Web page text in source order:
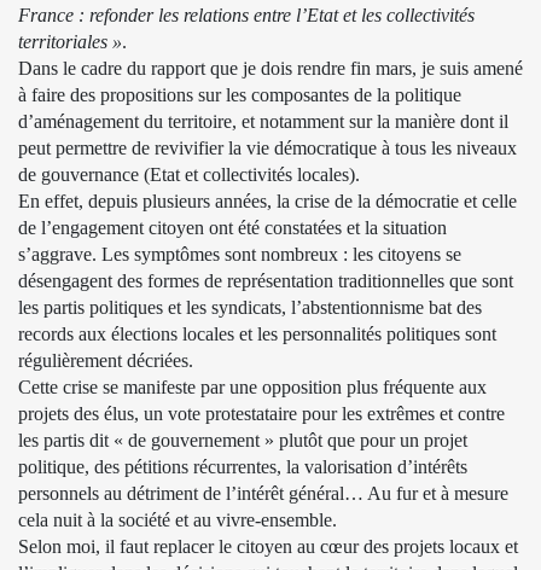
France : refonder les relations entre l’Etat et les collectivités
territoriales ».
Dans le cadre du rapport que je dois rendre fin mars, je suis amené
à faire des propositions sur les composantes de la politique
d’aménagement du territoire, et notamment sur la manière dont il
peut permettre de revivifier la vie démocratique à tous les niveaux
de gouvernance (Etat et collectivités locales).
En effet, depuis plusieurs années, la crise de la démocratie et celle
de l’engagement citoyen ont été constatées et la situation
s’aggrave. Les symptômes sont nombreux : les citoyens se
désengagent des formes de représentation traditionnelles que sont
les partis politiques et les syndicats, l’abstentionnisme bat des
records aux élections locales et les personnalités politiques sont
régulièrement décriées.
Cette crise se manifeste par une opposition plus fréquente aux
projets des élus, un vote protestataire pour les extrêmes et contre
les partis dit « de gouvernement » plutôt que pour un projet
politique, des pétitions récurrentes, la valorisation d’intérêts
personnels au détriment de l’intérêt général… Au fur et à mesure
cela nuit à la société et au vivre-ensemble.
Selon moi, il faut replacer le citoyen au cœur des projets locaux et